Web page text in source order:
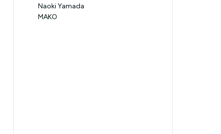
Naoki Yamada
MAKO